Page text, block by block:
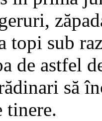
topi sub
de astfel
să
tinere.